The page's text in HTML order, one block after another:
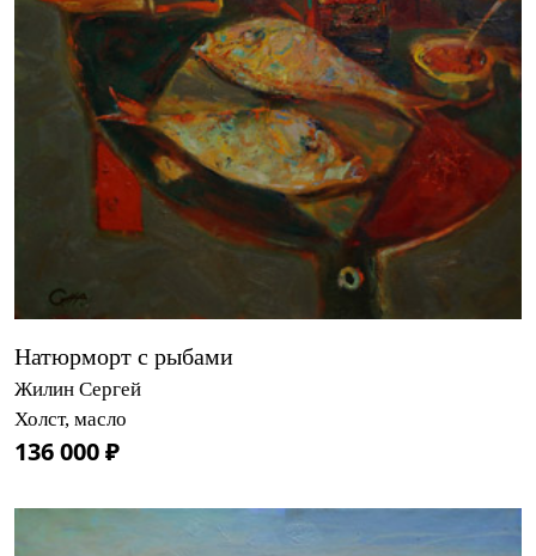
Натюрморт с рыбами
Жилин Сергей
Холст, масло
136 000 ₽